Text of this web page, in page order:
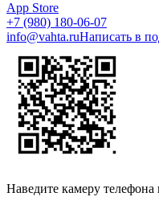
App Store
+7 (980) 180-06-07
info@vahta.ruНаписать в
Наведите камеру